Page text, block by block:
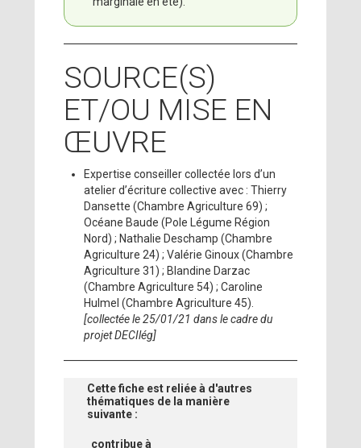
SOURCE(S)
ET/OU MISE EN
ŒUVRE
Expertise conseiller collectée lors d’un
atelier d’écriture collective avec : Thierry
Dansette (Chambre Agriculture 69) ;
Océane Baude (Pole Légume Région
Nord) ; Nathalie Deschamp (Chambre
Agriculture 24) ; Valérie Ginoux (Chambre
Agriculture 31) ; Blandine Darzac
(Chambre Agriculture 54) ; Caroline
Hulmel (Chambre Agriculture 45).
[collectée le 25/01/21 dans le cadre du
projet DECIlég]
Cette fiche est reliée à d'autres
thématiques de la manière
suivante :
contribue à